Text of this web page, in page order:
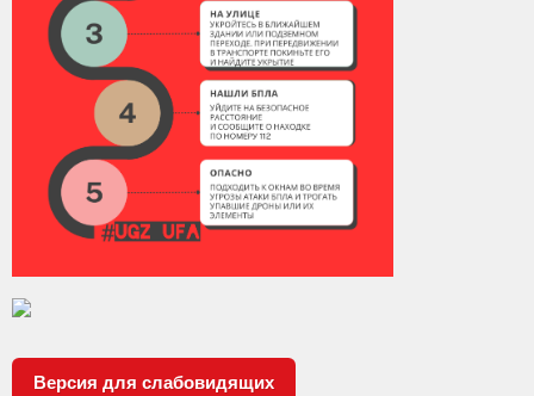
Версия для слабовидящих